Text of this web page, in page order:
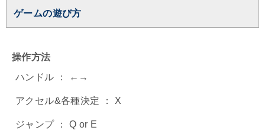
ゲームの遊び方
操作方法
ハンドル ： ←→
アクセル&各種決定 ： X
ジャンプ ： Q or E